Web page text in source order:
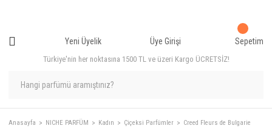
Türkiye'nin her noktasına 1500 TL ve üzeri Kargo ÜCRETSİZ!
Yeni Üyelik Üye Girişi Sepetim
Anasayfa NICHE PARFÜM Kadın Çiçeksi Parfümler Creed Fleurs de Bulgarie